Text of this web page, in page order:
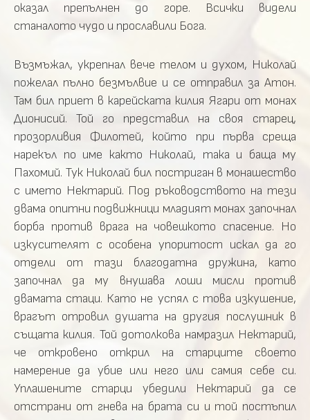
оказал препълнен до горе. Всички видели
станалото чудо и прославили Бога.
Възмъжал, укрепнал вече телом и духом, Николай
пожелал пълно безмълвие и се отправил за Атон.
Там бил приет в карейската килия Ягари от монах
Дионисий. Той го представил на своя старец,
прозорливия Филотей, който при първа среща
нарекъл по име както Николай, така и баща му
Пахомий. Тук Николай бил постриган в монашество
с името Нектарий. Под ръководството на тези
двама опитни подвижници младият монах започнал
борба против врага на човешкото спасение. Но
изкусителят с особена упоритост искал да го
отдели от тази благодатна дружина, като
започнал да му внушава лоши мисли против
двамата стаци. Като не успял с това изкушение,
врагът отровил душата на другия послушник в
същата килия. Той дотолкова намразил Нектарий,
че откровено открил на старците своето
намерение да убие или него или самия себе си.
Уплашените старци убедили Нектарий да се
отстрани от гнева на брата си и той постъпил